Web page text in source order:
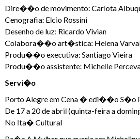
Dire��o de movimento: Carlota
Cenografia: Elcio Rossini
Desenho de luz: Ricardo Vivian
Colabora��o art�stica: Helena
Produ��o executiva: Santiago Vieira
Produ��o assistente: Michelle
Servi�o
Porto Alegre em Cena � edi��o S�o
De 17 a 20 de abril (quinta-feira a
No Ita� Cultural